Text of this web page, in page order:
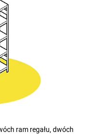
ram regału, dwóch